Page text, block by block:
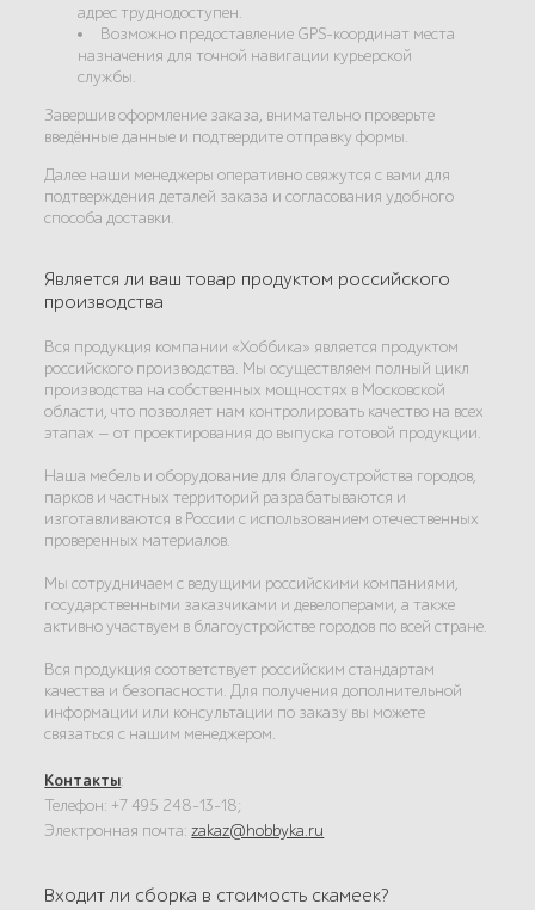
адрес труднодоступен.
Возможно предоставление GPS-координат места
назначения для точной навигации курьерской
службы.
Завершив оформление заказа, внимательно проверьте
введённые данные и подтвердите отправку формы.
Далее наши менеджеры оперативно свяжутся с вами для
подтверждения деталей заказа и согласования удобного
способа доставки.
Является ли ваш товар продуктом российского
производства
Вся продукция компании «Хоббика» является продуктом
российского производства. Мы осуществляем полный цикл
производства на собственных мощностях в Московской
области, что позволяет нам контролировать качество на всех
этапах — от проектирования до выпуска готовой продукции.
Наша мебель и оборудование для благоустройства городов,
парков и частных территорий разрабатываются и
изготавливаются в России с использованием отечественных
проверенных материалов.
Мы сотрудничаем с ведущими российскими компаниями,
государственными заказчиками и девелоперами, а также
активно участвуем в благоустройстве городов по всей стране.
Вся продукция соответствует российским стандартам
качества и безопасности. Для получения дополнительной
информации или консультации по заказу вы можете
связаться с нашим менеджером.
Контакты:
Телефон: +7 495 248-13-18;
Электронная почта:zakaz@hobbyka.ru
Входит ли сборка в стоимость скамеек?